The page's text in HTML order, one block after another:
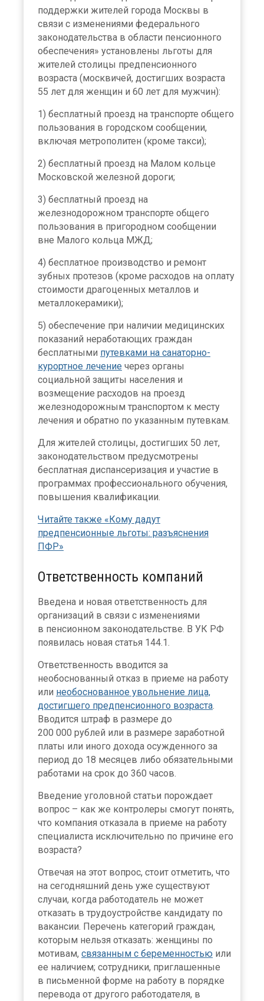
поддержки жителей города Москвы в
связи с изменениями федерального
законодательства в области пенсионного
обеспечения» установлены льготы для
жителей столицы предпенсионного
возраста (москвичей, достигших возраста
55 лет для женщин и 60 лет для мужчин):
1) бесплатный проезд на транспорте общего
пользования в городском сообщении,
включая метрополитен (кроме такси);
2) бесплатный проезд на Малом кольце
Московской железной дороги;
3) бесплатный проезд на
железнодорожном транспорте общего
пользования в пригородном сообщении
вне Малого кольца МЖД;
4) бесплатное производство и ремонт
зубных протезов (кроме расходов на оплату
стоимости драгоценных металлов и
металлокерамики);
5) обеспечение при наличии медицинских
показаний неработающих граждан
бесплатными путевками на санаторно-
курортное лечение через органы
социальной защиты населения и
возмещение расходов на проезд
железнодорожным транспортом к месту
лечения и обратно по указанным путевкам.
Для жителей столицы, достигших 50 лет,
законодательством предусмотрены
бесплатная диспансеризация и участие в
программах профессионального обучения,
повышения квалификации.
Читайте также «Кому дадут
предпенсионные льготы: разъяснения
ПФР»
Ответственность компаний
Введена и новая ответственность для
организаций в связи с изменениями
в пенсионном законодательстве. В УК РФ
появилась новая статья 144.1.
Ответственность вводится за
необоснованный отказ в приеме на работу
или необоснованное увольнение лица,
достигшего предпенсионного возраста
Вводится штраф в размере до
200 000 рублей или в размере заработной
платы или иного дохода осужденного за
период до 18 месяцев либо обязательными
работами на срок до 360 часов.
Введение уголовной статьи порождает
вопрос – как же контролеры смогут понять,
что компания отказала в приеме на работу
специалиста исключительно по причине его
возраста?
Отвечая на этот вопрос, стоит отметить, что
на сегодняшний день уже существуют
случаи, когда работодатель не может
отказать в трудоустройстве кандидату по
вакансии. Перечень категорий граждан,
которым нельзя отказать: женщины по
мотивам, связанным с беременностью или
ее наличием; сотрудники, приглашенные
в письменной форме на работу в порядке
перевода от другого работодателя, в